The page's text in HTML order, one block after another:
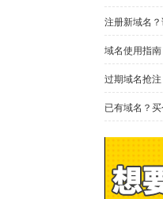
注册新域名
域名使用指南
过期域名抢注
已有域名？